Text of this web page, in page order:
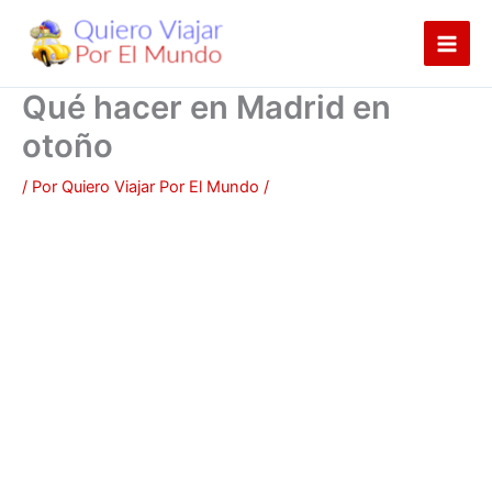
contenido
Qué hacer en Madrid en
otoño
/ Por Quiero Viajar Por El Mundo /